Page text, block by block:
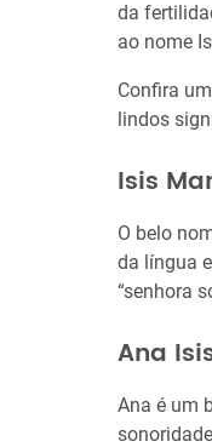
da
ao nome
Confira
lindos
Isis
O belo
da língua
“senhora
Ana
Ana é um